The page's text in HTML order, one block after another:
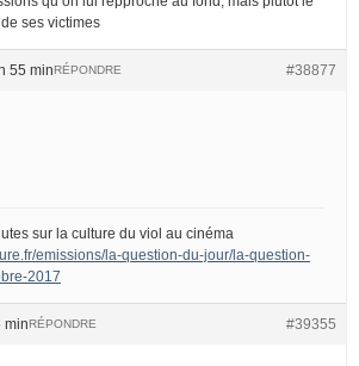
ses victimes
55 min #38877
RÉPONDRE
sur la culture du viol au cinéma
emissions/la-question-du-jour/la-question-
2017
min #39355
RÉPONDRE